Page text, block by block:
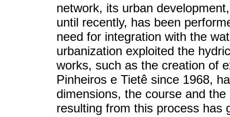
network, its urban
until recently, has been
need for integration with the
urbanization exploited the
works, such as the creation of
Pinheiros e Tietê since 1968,
dimensions, the course and
resulting from this process has